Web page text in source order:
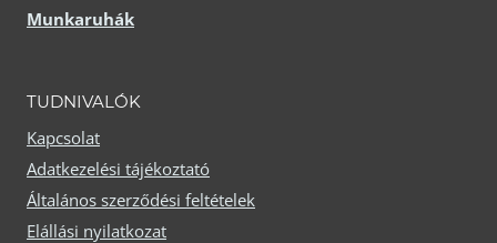
Munkaruhák
TUDNIVALÓK
Kapcsolat
Adatkezelési tájékoztató
Általános szerződési feltételek
Elállási nyilatkozat